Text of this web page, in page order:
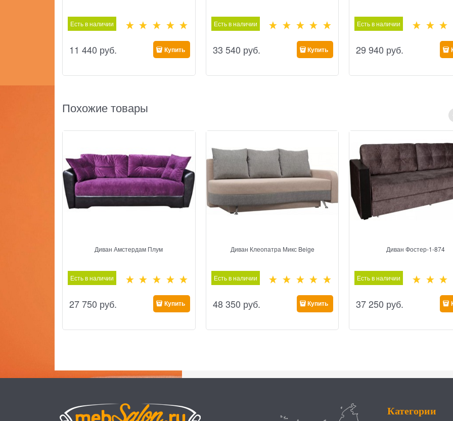
Есть в наличии
11 440 руб. Купить
Есть в наличии
33 540 руб. Купить
Есть в наличии
29 940 руб.
Похожие товары
Диван Амстердам Плум
Есть в наличии
27 750 руб. Купить
Диван Клеопатра Микс Beige
Есть в наличии
48 350 руб. Купить
Диван Фостер-1-874
Есть в наличии
37 250 руб.
Категории